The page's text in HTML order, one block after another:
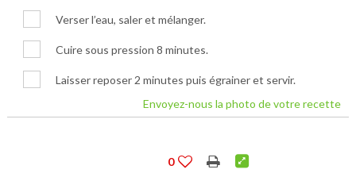
Verser l’eau, saler et mélanger.
Cuire sous pression 8 minutes.
Laisser reposer 2 minutes puis égrainer et servir.
Envoyez-nous la photo de votre recette
0